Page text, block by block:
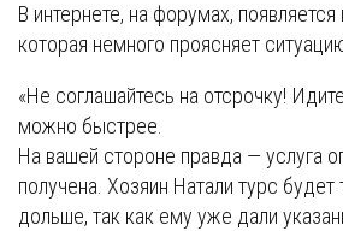
В интернете, на форумах,
которая немного проясняет
«Не соглашайтесь на отсрочку!
можно быстрее.
На вашей стороне правда — услуга
получена. Хозяин Натали турс
дольше, так как ему уже дали